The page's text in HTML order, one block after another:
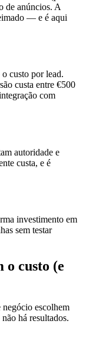
de anúncios. A
— e é aqui
custo por lead.
custa entre €500
com
autoridade e
custa, e é
investimento em
sem testar
o custo (e
escolhem
há resultados.